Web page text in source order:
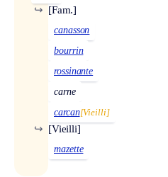
[Fam.]
↪
canasson
bourrin
rossinante
carne
carcan[Vieilli]
[Vieilli]
↪
mazette